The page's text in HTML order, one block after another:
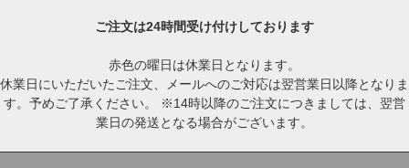
ご注文は24時間受け付けしております
赤色の曜日は休業日となります。
休業日にいただいたご注文、メールへのご対応は翌営業日以降となりま
す。予めご了承ください。 ※14時以降のご注文につきましては、翌営
業日の発送となる場合がございます。